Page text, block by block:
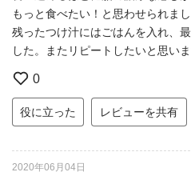
もっと食べたい！と思わせられまし
残ったつけ汁にはごはんを入れ、
した。またリピートしたいと思いま
0
役に立った レビューを共有
2020年06月04日